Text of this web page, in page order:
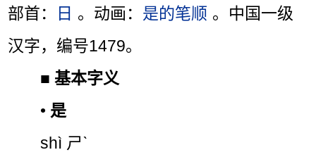
部首：
日 。动画： 是的笔顺 。中国一级
汉字，编号1479。
■基本字义
• 是
shì ㄕˋ